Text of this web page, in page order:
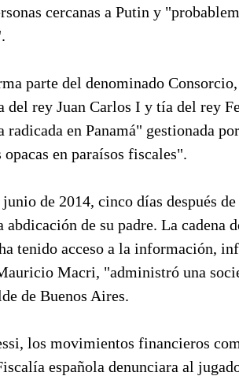
cercanas a Putin y
parte del denominado Consorcio,
del rey Juan Carlos I y tía del rey
en Panamá" gestionada
en paraísos fiscales".
de 2014, cinco días después
de su padre. La cadena
tenido acceso a la información,
Macri, "administró una
de Buenos Aires.
los movimientos financieros
española denunciara al